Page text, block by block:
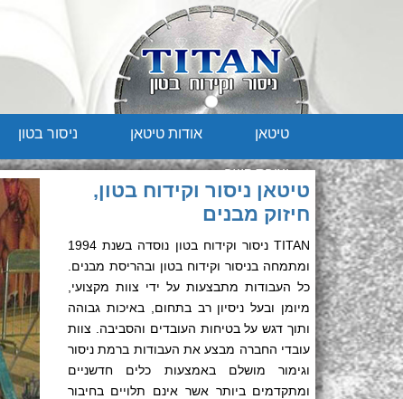
טיטאן אודות טיטאן ניסור בטון
יצירת קשר
טיטאן ניסור וקידוח בטון,
חיזוק מבנים
TITAN ניסור וקידוח בטון נוסדה בשנת 1994
ומתמחה בניסור וקידוח בטון ובהריסת מבנים.
כל העבודות מתבצעות על ידי צוות מקצועי,
מיומן ובעל ניסיון רב בתחום, באיכות גבוהה
ותוך דגש על בטיחות העובדים והסביבה. צוות
עובדי החברה מבצע את העבודות ברמת ניסור
וגימור מושלם באמצעות כלים חדשניים
ומתקדמים ביותר אשר אינם תלויים בחיבור